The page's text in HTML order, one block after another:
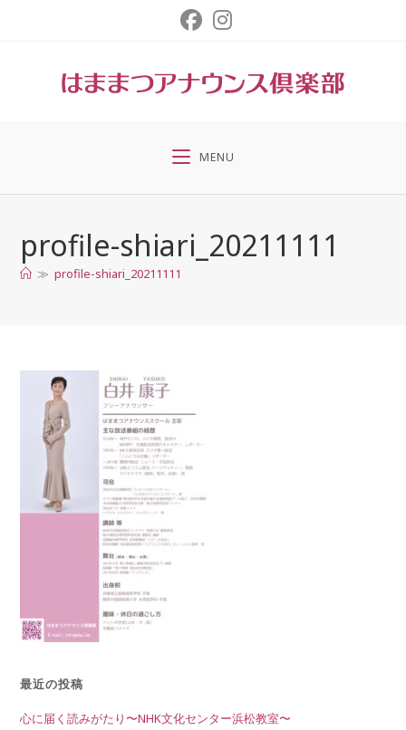
ッ
MENU
profile-shiari_20211111
≫ profile-shiari_20211111
最近の投稿
心に届く読みがたり〜NHK文化センター浜松教室〜